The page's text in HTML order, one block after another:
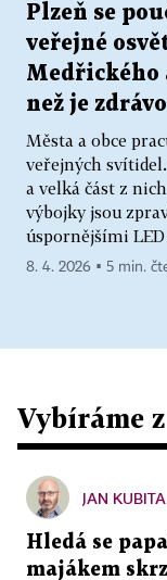
Plzeň se
veřejné
Medřického
než je zdrávo
Města a obce
veřejných
a velká část z
výbojky jsou
úspornějšími
8. 4. 2026 ▪ 5 min.
Vybíráme
JAN KUBITA
Hledá se
majákem